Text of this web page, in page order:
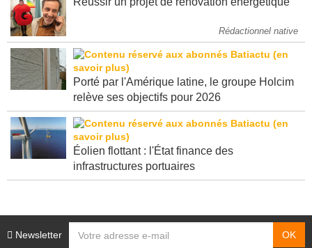
Rédactionnel native
Porté par l'Amérique latine, le groupe Holcim
relève ses objectifs pour 2026
Éolien flottant : l'État finance des
infrastructures portuaires
Newsletter